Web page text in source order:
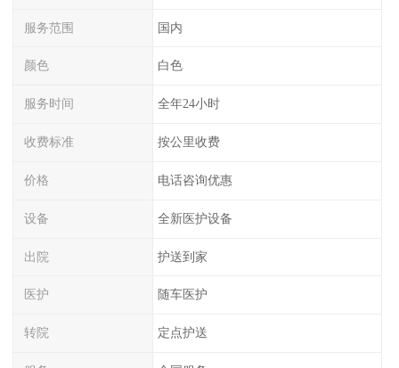
服务范围 国内
颜色 白色
服务时间 全年24小时
收费标准 按公里收费
价格 电话咨询优惠
设备 全新医护设备
出院 护送到家
医护 随车医护
转院 定点护送